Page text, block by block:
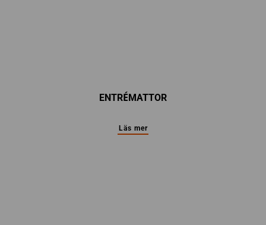
ENTRÉMATTOR
Läs mer